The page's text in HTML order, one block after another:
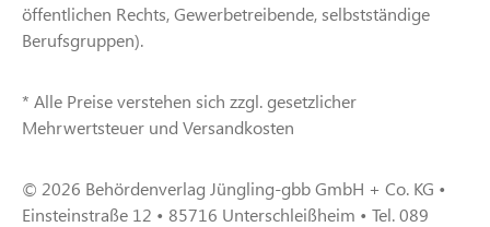
öffentlichen Rechts, Gewerbetreibende, selbstständige
Berufsgruppen).
* Alle Preise verstehen sich zzgl. gesetzlicher
Mehrwertsteuer und Versandkosten
© 2026 Behördenverlag Jüngling-gbb GmbH + Co. KG •
Einsteinstraße 12 • 85716 Unterschleißheim • Tel. 089